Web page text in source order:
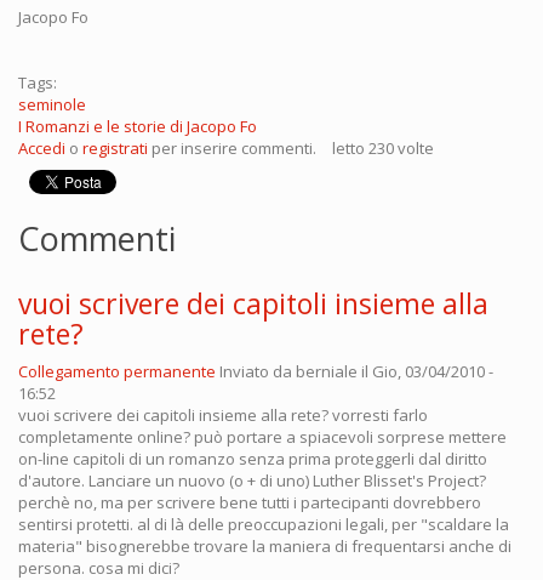
Jacopo Fo
Tags:
seminole
I Romanzi e le storie di Jacopo Fo
Accedi o registrati per inserire commenti. letto 230 volte
Commenti
vuoi scrivere dei capitoli insieme alla
rete?
Collegamento permanente Inviato da berniale il Gio, 03/04/2010 -
16:52
vuoi scrivere dei capitoli insieme alla rete? vorresti farlo
completamente online? può portare a spiacevoli sorprese mettere
on-line capitoli di un romanzo senza prima proteggerli dal diritto
d'autore. Lanciare un nuovo (o + di uno) Luther Blisset's Project?
perchè no, ma per scrivere bene tutti i partecipanti dovrebbero
sentirsi protetti. al di là delle preoccupazioni legali, per "scaldare la
materia" bisognerebbe trovare la maniera di frequentarsi anche di
persona. cosa mi dici?